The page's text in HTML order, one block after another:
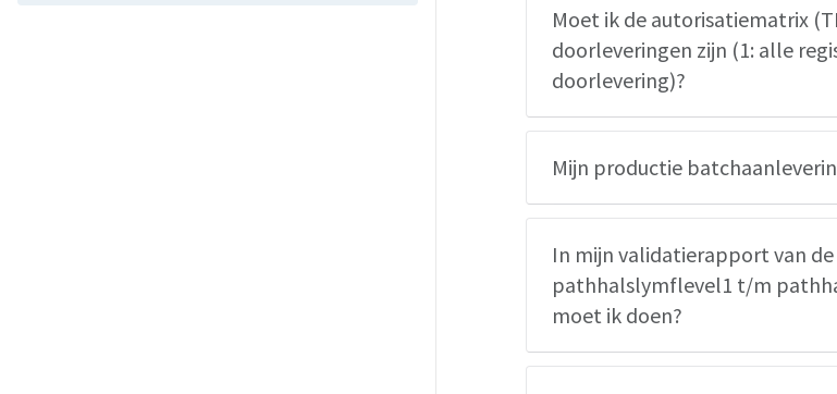
Moet ik de autorisatiematrix
doorleveringen zijn (1: alle
doorlevering)?
Mijn productie
In mijn validatierapport van
pathhalslymflevel1 t/m
moet ik doen?